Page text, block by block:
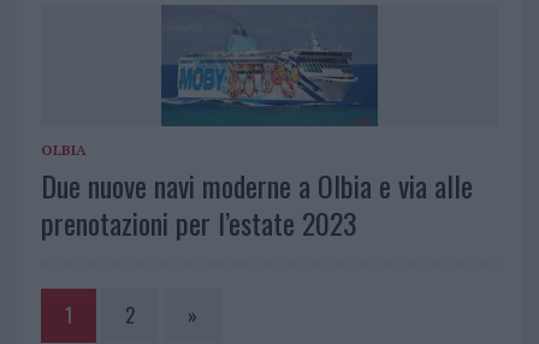
OLBIA
Due nuove navi moderne a Olbia e via alle
prenotazioni per l’estate 2023
1 2 »